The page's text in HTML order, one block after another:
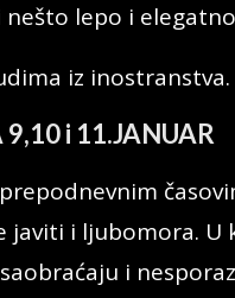
lepo i
iz inostranstva.
i 11.JANUAR
prepodnevnim
javiti i ljubomora.
i